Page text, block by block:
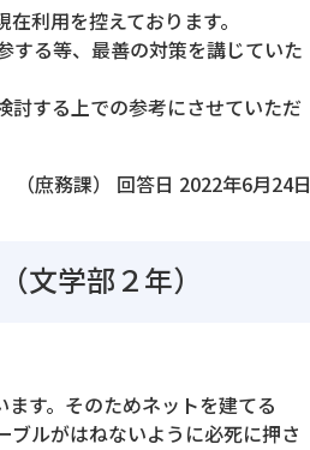
利用を控えております。
する等、最善の対策を講じていた
討する上での参考にさせていただ
（庶務課） 回答日 2022年6月24日
文学部２年）
す。そのためネットを建てる
ルがはねないように必死に押さ